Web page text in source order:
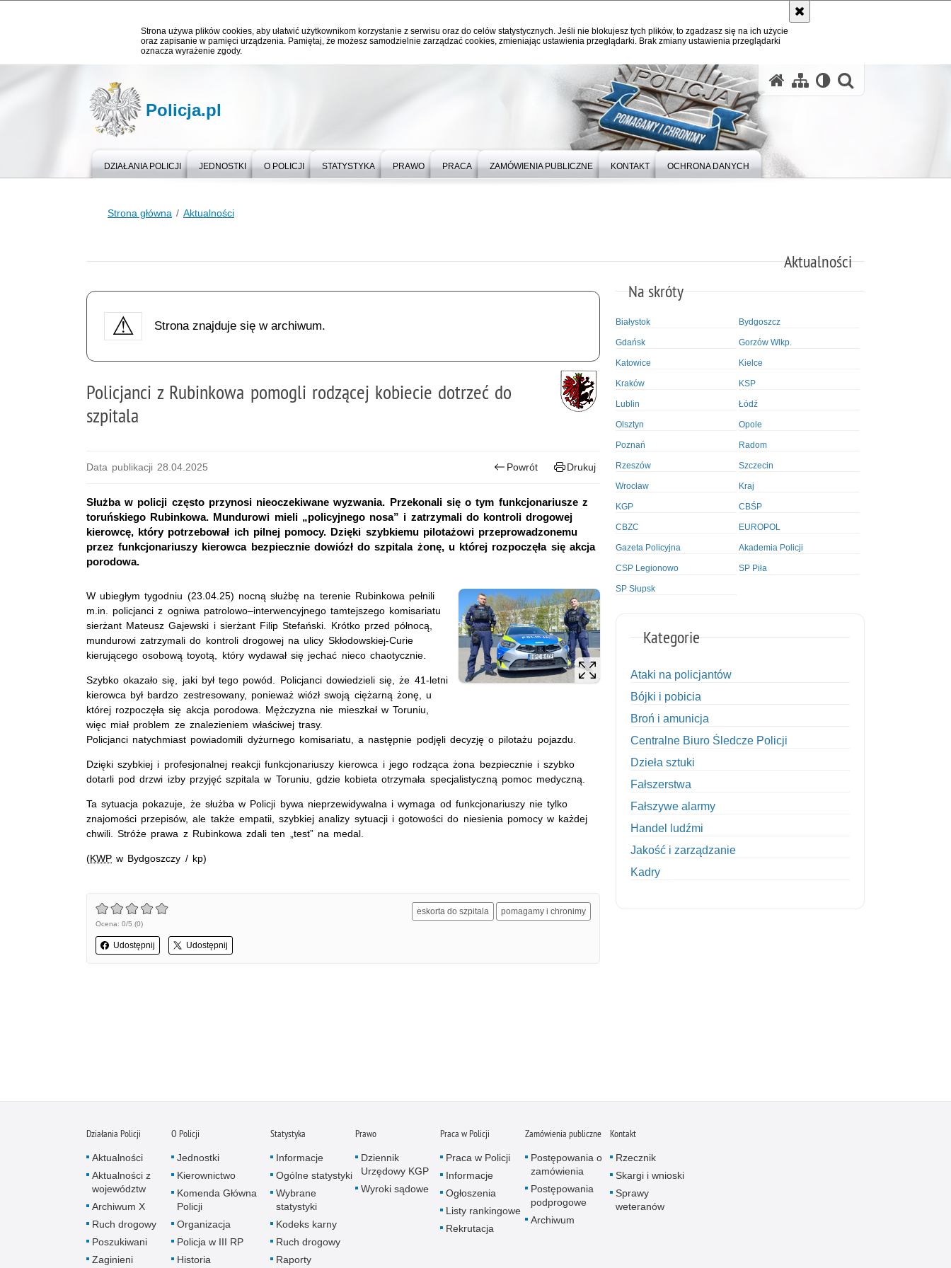
Strona używa plików cookies, aby ułatwić użytkownikom korzystanie z serwisu oraz do celów statystycznych. Jeśli nie blokujesz tych plików, to zgadzasz się na ich użycie
oraz zapisanie w pamięci urządzenia. Pamiętaj, że możesz samodzielnie zarządzać cookies, zmieniając ustawienia przeglądarki. Brak zmiany ustawienia przeglądarki
oznacza wyrażenie zgody.
Policja.pl
DZIAŁANIA POLICJI JEDNOSTKI O POLICJI STATYSTYKA PRAWO PRACA ZAMÓWIENIA PUBLICZNE KONTAKT OCHRONA DANYCH
Strona główna Aktualności
Aktualności
Strona znajduje się w archiwum.
Policjanci z Rubinkowa pomogli rodzącej kobiecie dotrzeć do
szpitala
Data publikacji 28.04.2025 Powrót Drukuj
Służba w policji często przynosi nieoczekiwane wyzwania. Przekonali się o tym funkcjonariusze z
toruńskiego Rubinkowa. Mundurowi mieli „policyjnego nosa” i zatrzymali do kontroli drogowej
kierowcę, który potrzebował ich pilnej pomocy. Dzięki szybkiemu pilotażowi przeprowadzonemu
przez funkcjonariuszy kierowca bezpiecznie dowiózł do szpitala żonę, u której rozpoczęła się akcja
porodowa.
W ubiegłym tygodniu (23.04.25) nocną służbę na terenie Rubinkowa pełnili
m.in. policjanci z ogniwa patrolowo–interwencyjnego tamtejszego komisariatu
sierżant Mateusz Gajewski i sierżant Filip Stefański. Krótko przed północą,
mundurowi zatrzymali do kontroli drogowej na ulicy Skłodowskiej-Curie
kierującego osobową toyotą, który wydawał się jechać nieco chaotycznie.
Szybko okazało się, jaki był tego powód. Policjanci dowiedzieli się, że 41-letni
kierowca był bardzo zestresowany, ponieważ wiózł swoją ciężarną żonę, u
której rozpoczęła się akcja porodowa. Mężczyzna nie mieszkał w Toruniu,
więc miał problem ze znalezieniem właściwej trasy.
Policjanci natychmiast powiadomili dyżurnego komisariatu, a następnie podjęli decyzję o pilotażu pojazdu.
Dzięki szybkiej i profesjonalnej reakcji funkcjonariuszy kierowca i jego rodząca żona bezpiecznie i szybko
dotarli pod drzwi izby przyjęć szpitala w Toruniu, gdzie kobieta otrzymała specjalistyczną pomoc medyczną.
Ta sytuacja pokazuje, że służba w Policji bywa nieprzewidywalna i wymaga od funkcjonariuszy nie tylko
znajomości przepisów, ale także empatii, szybkiej analizy sytuacji i gotowości do niesienia pomocy w każdej
chwili. Stróże prawa z Rubinkowa zdali ten „test” na medal.
(KWP w Bydgoszczy / kp)
Ocena: 0/5 (0)
Udostępnij Udostępnij
eskorta do szpitala pomagamy i chronimy
Na skróty
Białystok Bydgoszcz
Gdańsk Gorzów Wlkp.
Katowice Kielce
Kraków KSP
Lublin Łódź
Olsztyn Opole
Poznań Radom
Rzeszów Szczecin
Wrocław Kraj
KGP CBŚP
CBZC EUROPOL
Gazeta Policyjna Akademia Policji
CSP Legionowo SP Piła
SP Słupsk
Kategorie
Ataki na policjantów
Bójki i pobicia
Broń i amunicja
Centralne Biuro Śledcze Policji
Dzieła sztuki
Fałszerstwa
Fałszywe alarmy
Handel ludźmi
Jakość i zarządzanie
Kadry
Nielegalny handel farmaceutykami
Nietrzeźwi kierujący
Nietrzeźwi opiekunowie
Nietrzeźwi pracownicy
Działania Policji
Aktualności
Aktualności z
województw
Archiwum X
Ruch drogowy
Poszukiwani
Zaginieni
O Policji
Jednostki
Kierownictwo
Komenda Główna
Policji
Organizacja
Policja w III RP
Historia
Statystyka
Informacje
Ogólne statystyki
Wybrane
statystyki
Kodeks karny
Ruch drogowy
Raporty
Prawo
Dziennik
Urzędowy KGP
Wyroki sądowe
Praca w Policji
Praca w Policji
Informacje
Ogłoszenia
Listy rankingowe
Rekrutacja
Zamówienia publiczne
Postępowania o
zamówienia
Postępowania
podprogowe
Archiwum
Kontakt
Rzecznik
Skargi i wnioski
Sprawy
weteranów